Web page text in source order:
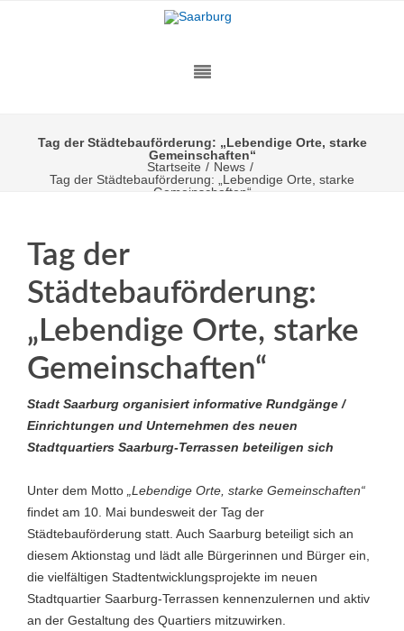
Tag der Städtebauförderung: „Lebendige Orte, starke
Gemeinschaften“
Startseite / News /
Tag der Städtebauförderung: „Lebendige Orte, starke
Gemeinschaften“
Tag der
Städtebauförderung:
„Lebendige Orte, starke
Gemeinschaften“
Stadt Saarburg organisiert informative Rundgänge /
Einrichtungen und Unternehmen des neuen
Stadtquartiers Saarburg-Terrassen beteiligen sich
Unter dem Motto „Lebendige Orte, starke Gemeinschaften“
findet am 10. Mai bundesweit der Tag der
Städtebauförderung statt. Auch Saarburg beteiligt sich an
diesem Aktionstag und lädt alle Bürgerinnen und Bürger ein,
die vielfältigen Stadtentwicklungsprojekte im neuen
Stadtquartier Saarburg-Terrassen kennenzulernen und aktiv
an der Gestaltung des Quartiers mitzuwirken.